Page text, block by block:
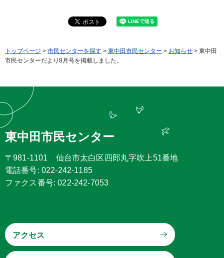
トップページ > 市民センターを探す > 東中田市民センター > お知らせ > 東中田
市民センターだより8月号を掲載しました。
東中田市民センター
〒981-1101 仙台市太白区四郎丸字吹上51番地
電話番号: 022-242-1185
ファクス番号: 022-242-7053
アクセス